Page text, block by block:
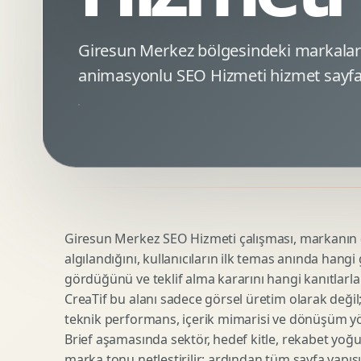
Minimal Logo Tasarimi
Amblem Tasarimi
Logo Revizyonu
Tipografik Logo Tasarimi
Startup Logo Tasarimi
Google Ads Reklam Tasarimi
Kampanya Stratejisi
Performans Reklam Kreatifleri
SEO Denetimi
E Ticaret SEO
Urun Gorsellestirme
3D Reklam Gorseli
Cgi Kampanya Gorseli
Motion 3D
3D Karakter Tasarimi
Giresun Merkez bölgesindeki
animasyonlu SEO Hizmeti hizmet
Giresun Merkez SEO Hizmeti çalışması,
algılandığını, kullanıcıların ilk temas anında
gördüğünü ve teklif alma kararını hangi
CreaTif bu alanı sadece görsel üretim olarak
teknik performans, içerik mimarisi ve dönüşüm
Brief aşamasında sektör, hedef kitle, rekabet